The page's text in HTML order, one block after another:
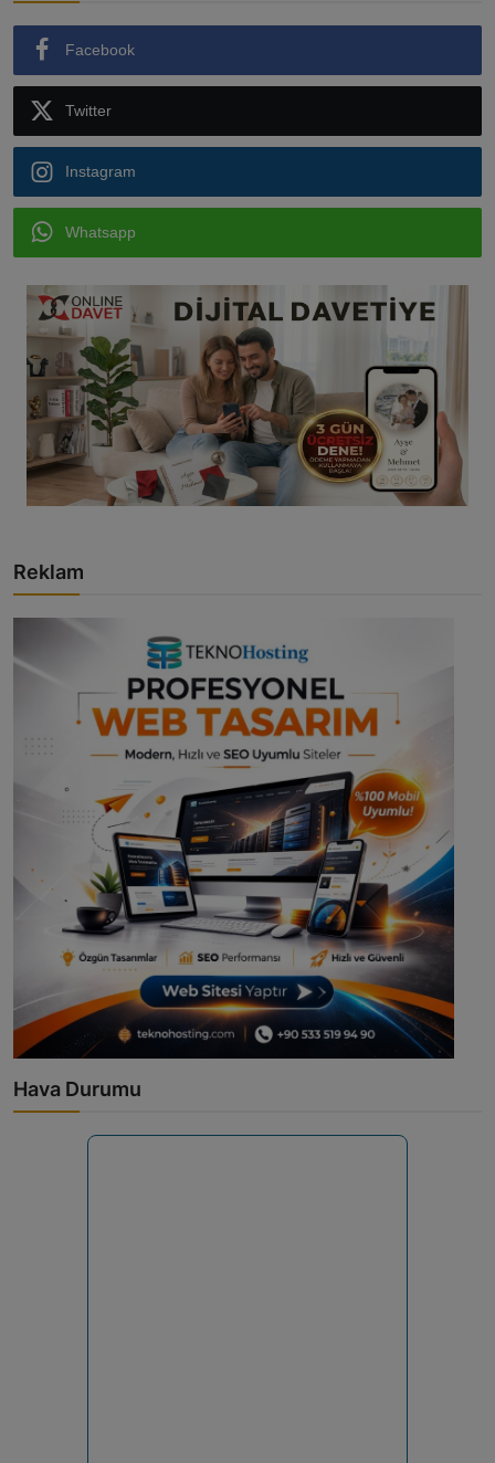
Facebook
Twitter
Instagram
Whatsapp
Reklam
Hava Durumu